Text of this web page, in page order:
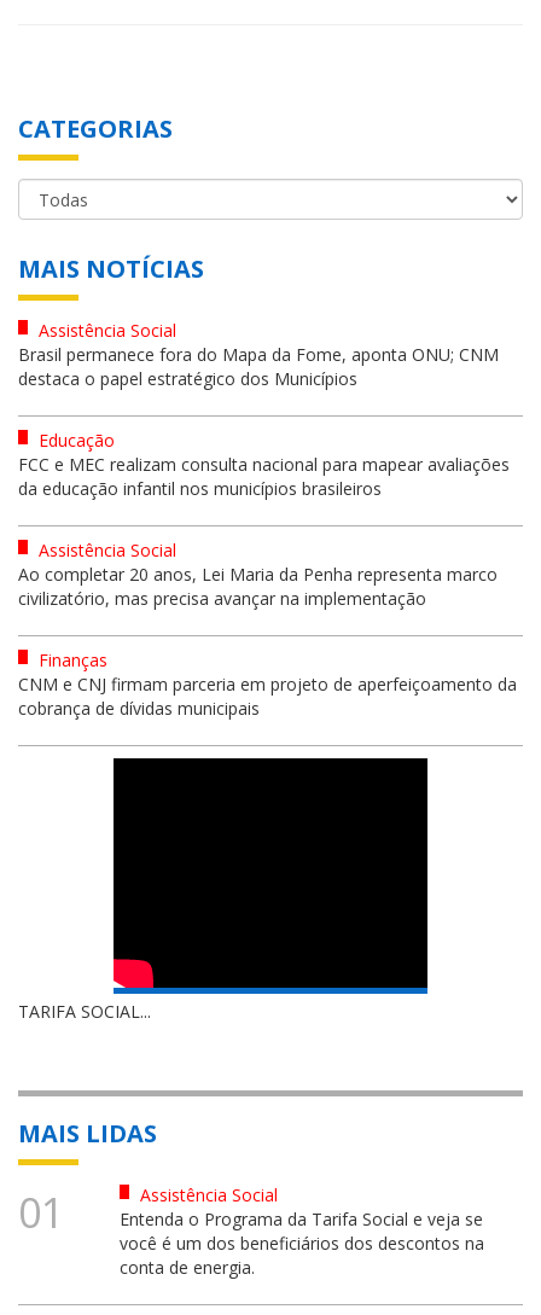
CATEGORIAS
MAIS NOTÍCIAS
Assistência Social
Brasil permanece fora do Mapa da Fome, aponta ONU; CNM
destaca o papel estratégico dos Municípios
Educação
FCC e MEC realizam consulta nacional para mapear avaliações
da educação infantil nos municípios brasileiros
Assistência Social
Ao completar 20 anos, Lei Maria da Penha representa marco
civilizatório, mas precisa avançar na implementação
Finanças
CNM e CNJ firmam parceria em projeto de aperfeiçoamento da
cobrança de dívidas municipais
TARIFA SOCIAL...
MAIS LIDAS
01
Assistência Social
Entenda o Programa da Tarifa Social e veja se
você é um dos beneficiários dos descontos na
conta de energia.